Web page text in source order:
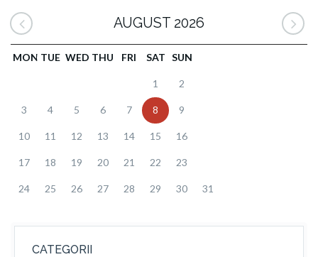
AUGUST 2026
MON TUE WED THU FRI SAT SUN
1 2
3 4 5 6 7 8 9
10 11 12 13 14 15 16
17 18 19 20 21 22 23
24 25 26 27 28 29 30 31
CATEGORII